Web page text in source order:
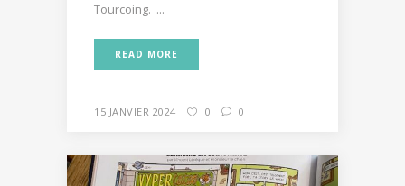
Tourcoing. ...
READ MORE
15 JANVIER 2024 0 0